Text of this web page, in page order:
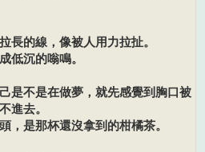
的線，像被人用力拉扯。
沉的嗡鳴。
不是在做夢，就先感覺到胸口被
進去。
是那杯還沒拿到的柑橘茶。